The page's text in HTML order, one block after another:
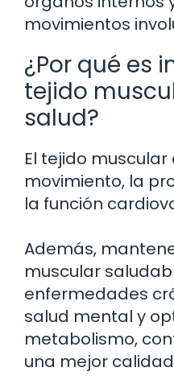
movimientos
¿Por qué es
tejido
salud?
El tejido
movimiento, la
la función
Además,
muscular
enfermedades
salud mental y
metabolismo,
una mejor